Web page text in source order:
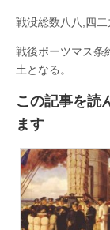
戦没総数八八,四二
戦後ポーツマス条
土となる。
この記事を読
ます